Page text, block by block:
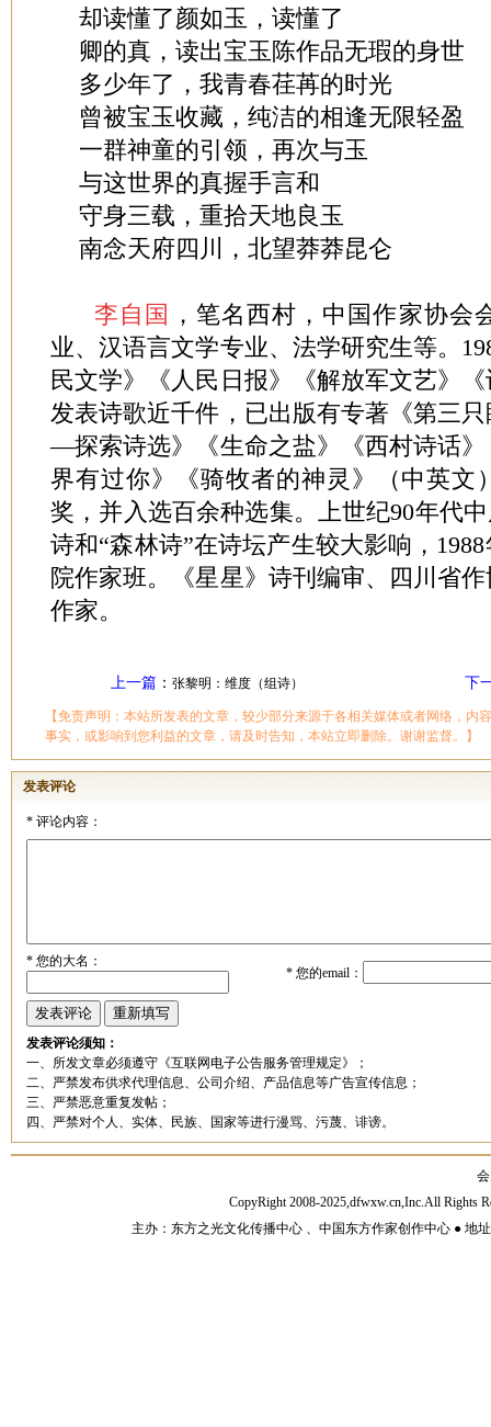
却读懂了颜如玉，读懂了
卿的真，读出宝玉陈作品无瑕的身世
多少年了，我青春荏苒的时光
曾被宝玉收藏，纯洁的相逢无限轻盈
一群神童的引领，再次与玉
与这世界的真握手言和
守身三载，重拾天地良玉
南念天府四川，北望莽莽昆仑
李自国 ，笔名西村，中国作家协会
业、汉语言文学专业、法学研究生等。
民文学》《人民日报》《解放军文艺》
发表诗歌近千件，已出版有专著《第三
—探索诗选》《生命之盐》《西村诗话
界有过你》《骑牧者的神灵》（中英文
奖，并入选百余种选集。上世纪90年代
诗和“森林诗”在诗坛产生较大影响，
院作家班。《星星》诗刊编审、四川省
作家。
上一篇： 张黎明：维度（组诗） 下
【免责声明：本站所发表的文章，较少部分来源于各相关媒体或者网络，内
事实，或影响到您利益的文章，请及时告知，本站立即删除。谢谢监督。】
发表评论
*评论内容：
*您的大名：
*您的email：
发表评论须知：
一、所发文章必须遵守《互联网电子公告服务管理规定》；
二、严禁发布供求代理信息、公司介绍、产品信息等广告宣传信息；
三、严禁恶意重复发帖；
四、严禁对个人、实体、民族、国家等进行漫骂、污蔑、诽谤。
CopyRight 2008-2025,dfwxw.cn,Inc.All Rights
主办：东方之光文化传播中心 、中国东方作家创作中心 ● 地